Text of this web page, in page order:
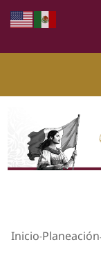
Inicio Planeación